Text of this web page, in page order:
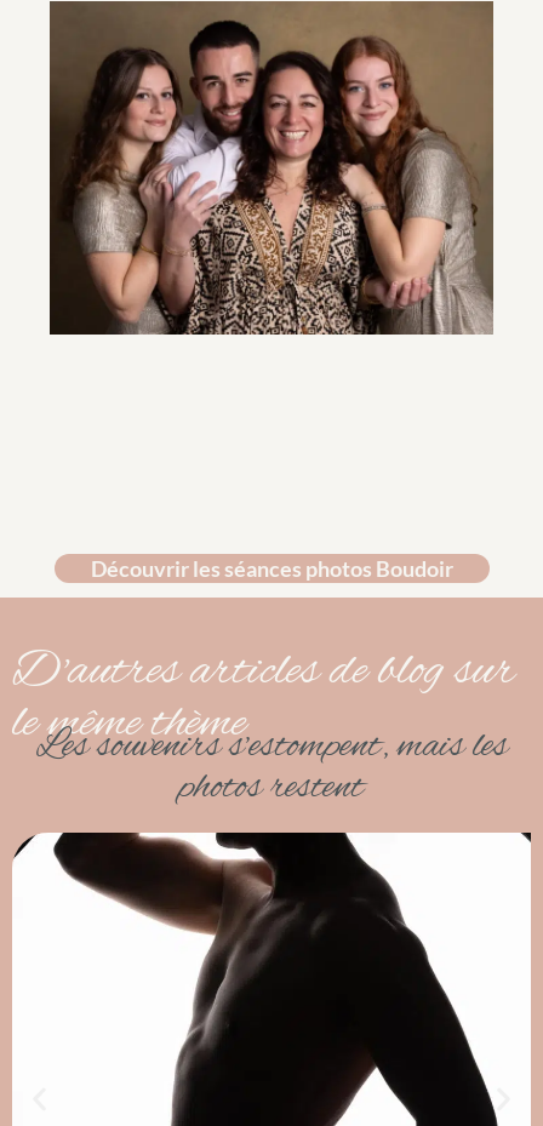
Découvrir les séances photos Boudoir
D'autres articles de blog sur
le même thème
Les souvenirs s’estompent, mais les
photos restent